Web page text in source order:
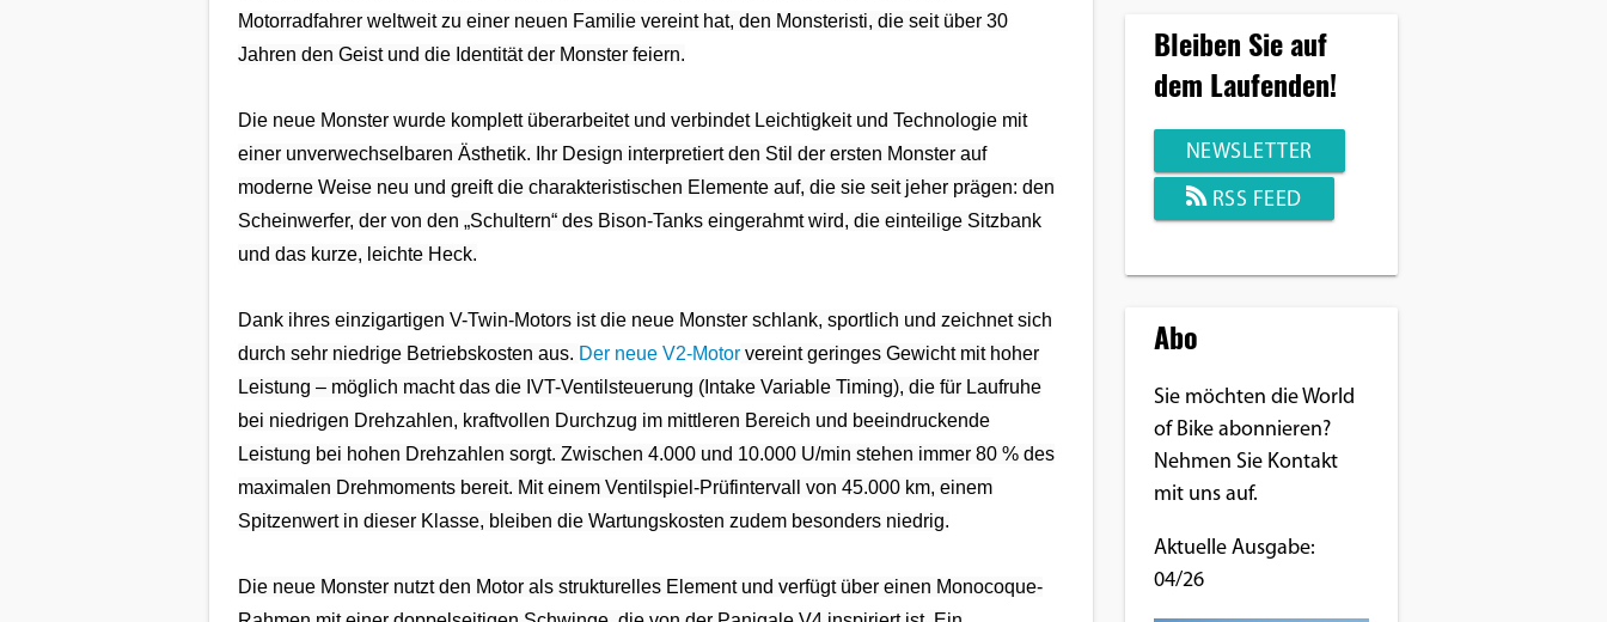
Motorradfahrer weltweit zu einer neuen Familie vereint hat, den Monsteristi, die seit über 30
Jahren den Geist und die Identität der Monster feiern.
Die neue Monster wurde komplett überarbeitet und verbindet Leichtigkeit und Technologie mit
einer unverwechselbaren Ästhetik. Ihr Design interpretiert den Stil der ersten Monster auf
moderne Weise neu und greift die charakteristischen Elemente auf, die sie seit jeher prägen: den
Scheinwerfer, der von den „Schultern“ des Bison-Tanks eingerahmt wird, die einteilige Sitzbank
und das kurze, leichte Heck.
Dank ihres einzigartigen V-Twin-Motors ist die neue Monster schlank, sportlich und zeichnet sich
durch sehr niedrige Betriebskosten aus. Der neue V2-Motorvereint geringes Gewicht mit hoher
Leistung – möglich macht das die IVT-Ventilsteuerung (Intake Variable Timing), die für Laufruhe
bei niedrigen Drehzahlen, kraftvollen Durchzug im mittleren Bereich und beeindruckende
Leistung bei hohen Drehzahlen sorgt. Zwischen 4.000 und 10.000 U/min stehen immer 80 % des
maximalen Drehmoments bereit. Mit einem Ventilspiel-Prüfintervall von 45.000 km, einem
Spitzenwert in dieser Klasse, bleiben die Wartungskosten zudem besonders niedrig.
Die neue Monster nutzt den Motor als strukturelles Element und verfügt über einen Monocoque-
Bleiben Sie auf
dem Laufenden!
NEWSLETTER
RSS FEED
Abo
Sie möchten die World
of Bike abonnieren?
Nehmen Sie Kontakt
mit uns auf.
Aktuelle Ausgabe:
04/26
EXTERNE MEDIEN
Social Media Plattformen anzeigen zu
können, werden von diesen externen